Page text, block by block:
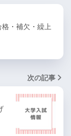
格・補欠・繰上
次の記事